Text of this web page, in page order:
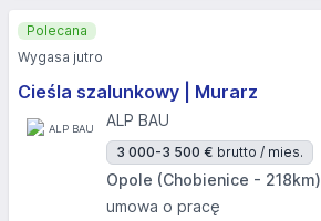
Cieśla szalunkowy | Murarz
ALP BAU
3 000-3 500 € brutto / mies.
Opole (Chobienice - 218km)
umowa o pracę
Polecana
Wygasa jutro